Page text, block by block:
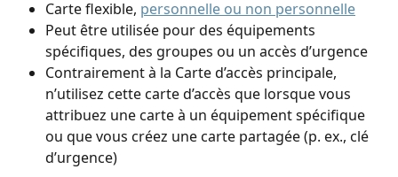
Carte flexible, personnelle ou non personnelle
Peut être utilisée pour des équipements
spécifiques, des groupes ou un accès d’urgence
Contrairement à la Carte d’accès principale,
n’utilisez cette carte d’accès que lorsque vous
attribuez une carte à un équipement spécifique
ou que vous créez une carte partagée (p. ex., clé
d’urgence)